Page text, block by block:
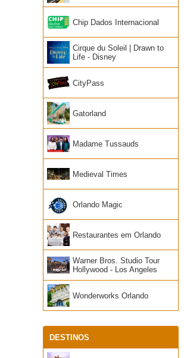
Chip Dados Internacional
Cirque du Soleil | Drawn to
Life - Disney
CityPass
Gatorland
Madame Tussauds
Medieval Times
Orlando Magic
Restaurantes em Orlando
Warner Bros. Studio Tour
Hollywood - Los Angeles
Wonderworks Orlando
DESTINOS